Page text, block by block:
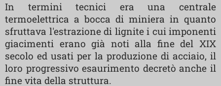
In termini tecnici era una centrale
termoelettrica a bocca di miniera in quanto
sfruttava l'estrazione di lignite i cui imponenti
giacimenti erano già noti alla fine del XIX
secolo ed usati per la produzione di acciaio, il
loro progressivo esaurimento decretò anche il
fine vita della struttura.